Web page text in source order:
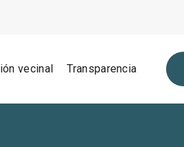
vecinal Transparencia